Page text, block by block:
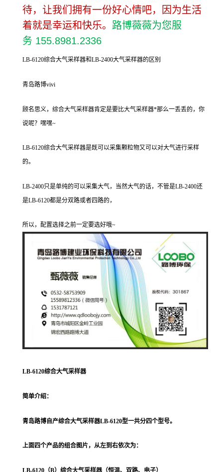
待，让我们拥有一份好心情吧，因为生活
着就是幸运和快乐。 路博薇薇为您服
务 155.8981.2336
LB-6120综合大气采样器和LB-2400大气采样器的区别
青岛路博vivi
顾名思义，综合大气采样器肯定是要比大气采样器*那么一丢丢的，你
说呢？嘿嘿~
LB-6120综合大气采样器是既可以采集颗粒物又可以对大气进行采样
的。
LB-2400只是单纯的可以采集大气，当然大气的话，不管是LB-2400还
是LB-6120都是分双路或者四路的，
所以，配置选择之前一定要选好哦~
LB-6120综合大气采样器
简单介绍：
青岛路博自产综合大气采样器LB-6120型一共分四个型号。
上面四个产品的组合图片，从左到右依次为：
LB-6120（B）综合大气采样器（恒温、双路、电子）